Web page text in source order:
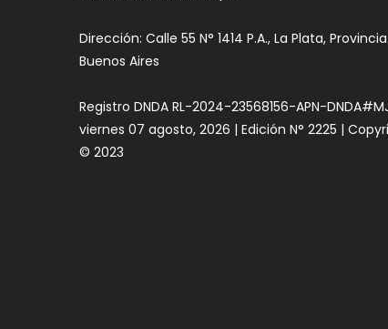
Dirección: Calle 55 N° 1414 P.A., La Plata,
Buenos Aires
Registro DNDA RL-2024-23568156-APN-
viernes 07 agosto, 2026 | Edición N° 2225 |
© 2023